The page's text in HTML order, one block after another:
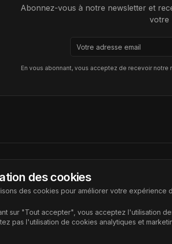
Abonnez-vous à notre newsletter et
votre
En vous abonnant, vous acceptez de recevoir
vous aidant à découvrir les dernières technologies
des cookies
des cookies pour améliorer votre expérience
sur "Tout accepter", vous acceptez l'utilisation
pas l'utilisation de cookies analytiques et